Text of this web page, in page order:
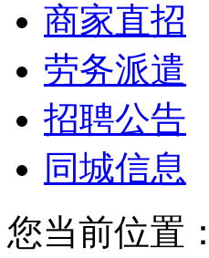
商家直招
劳务派遣
招聘公告
同城信息
您当前位置：